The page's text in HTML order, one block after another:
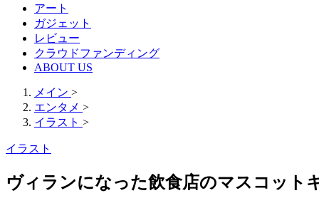
アート
ガジェット
レビュー
クラウドファンディング
ABOUT US
メイン >
エンタメ >
イラスト >
イラスト
ヴィランになった飲食店のマスコット